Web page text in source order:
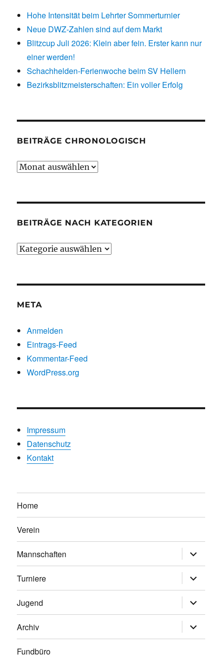
Hohe Intensität beim Lehrter Sommerturnier
Neue DWZ-Zahlen sind auf dem Markt
Blitzcup Juli 2026: Klein aber fein. Erster kann nur
einer werden!
Schachhelden-Ferienwoche beim SV Hellern
Bezirksblitzmeisterschaften: Ein voller Erfolg
BEITRÄGE CHRONOLOGISCH
Beiträge
BEITRÄGE NACH KATEGORIEN
Beiträge
META
Anmelden
Eintrags-Feed
Kommentar-Feed
WordPress.org
Impressum
Datenschutz
Kontakt
Home
Verein
Mannschaften
anzeigen
Turniere
anzeigen
Jugend
anzeigen
Archiv
anzeigen
Fundbüro